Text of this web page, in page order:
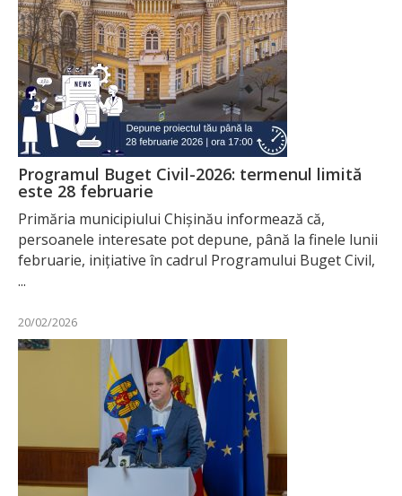
Programul Buget Civil-2026: termenul limită
este 28 februarie
Primăria municipiului Chișinău informează că,
persoanele interesate pot depune, până la finele lunii
februarie, inițiative în cadrul Programului Buget Civil,
...
20/02/2026